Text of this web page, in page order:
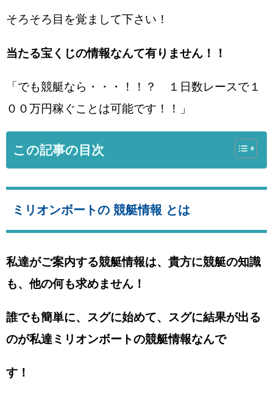
そろそろ目を覚まして下さい！
当たる宝くじの情報なんて有りません！！
「でも競艇なら・・・！！？ １日数レースで１
００万円稼ぐことは可能です！！」
この記事の目次
ミリオンボートの 競艇情報 とは
私達がご案内する競艇情報は、貴方に競艇の知識
も、他の何も求めません！
誰でも簡単に、スグに始めて、スグに結果が出る
のが私達ミリオンボートの競艇情報なんで
す！